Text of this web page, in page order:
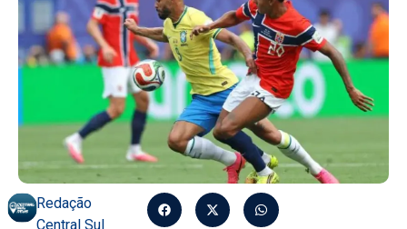
Redação
Central Sul